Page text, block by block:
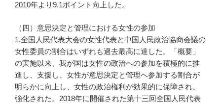
2010年より9.1ポイント向上した。
（四）意思決定と管理における女性の参加
1.全国人民代表大会の女性代表と中国人民政治協商会議の
女性委員の割合はいずれも過去最高に達した。「概要」
の実施以来、我が国は女性の政治への参加を積極的に推
進し、支援し、女性が意思決定と管理へ参加する割合が
明らかに向上し、女性の政治権利が効果的に保障され、
強化された。2018年に開催された第十三回全国人民代表